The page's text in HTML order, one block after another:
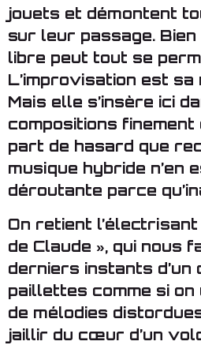
jouets et démontent
sur leur passage.
libre peut tout se
L’improvisation est
Mais elle s’insère ici
compositions
part de hasard que
musique hybride n’en
déroutante parce
On retient
de Claude », qui nous
derniers instants d’un
paillettes comme si
de mélodies
jaillir du cœur d’un